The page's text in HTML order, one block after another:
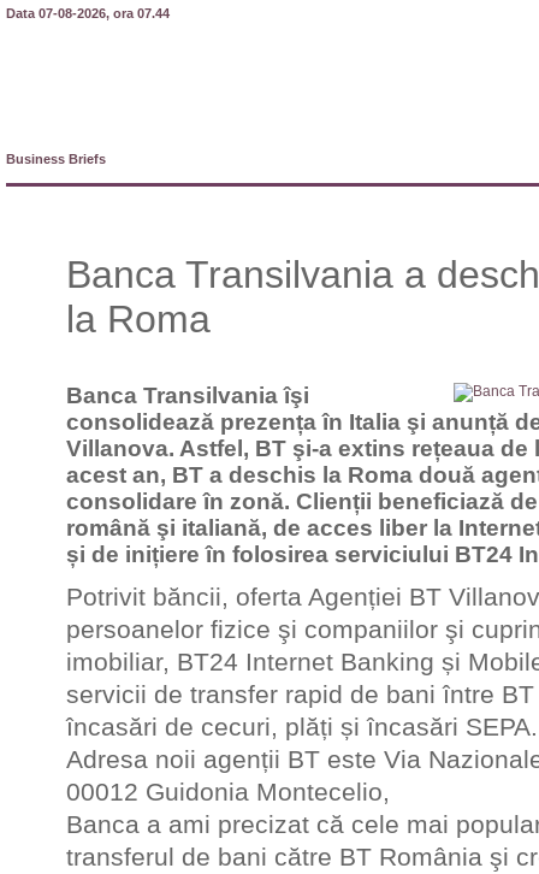
Data 07-08-2026, ora 07.44
Business Briefs
Banca Transilvania a
la Roma
Banca Transilvania îşi
consolidează prezența în Italia şi anunță
Villanova. Astfel, BT şi-a extins rețeaua de
acest an, BT a deschis la Roma două
consolidare în zonă. Clienții beneficiază
română şi italiană, de acces liber la
și de inițiere în folosirea serviciului BT24
Potrivit băncii, oferta Agenției BT
persoanelor fizice şi companiilor şi
imobiliar, BT24 Internet Banking și
servicii de transfer rapid de bani între
încasări de cecuri, plăți și încasări SEPA.
Adresa noii agenții BT este Via
00012 Guidonia Montecelio,
Banca a ami precizat că cele mai
transferul de bani către BT România şi